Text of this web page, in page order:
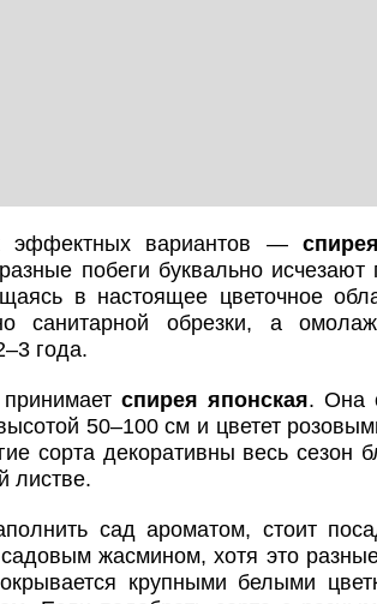
эффектных вариантов —
побеги буквально
в настоящее цветочное
санитарной обрезки, а
года.
спирея японская. Она
50–100 см и цветет
сорта декоративны весь сезон
листве.
сад ароматом, стоит
жасмином, хотя это
крупными белыми